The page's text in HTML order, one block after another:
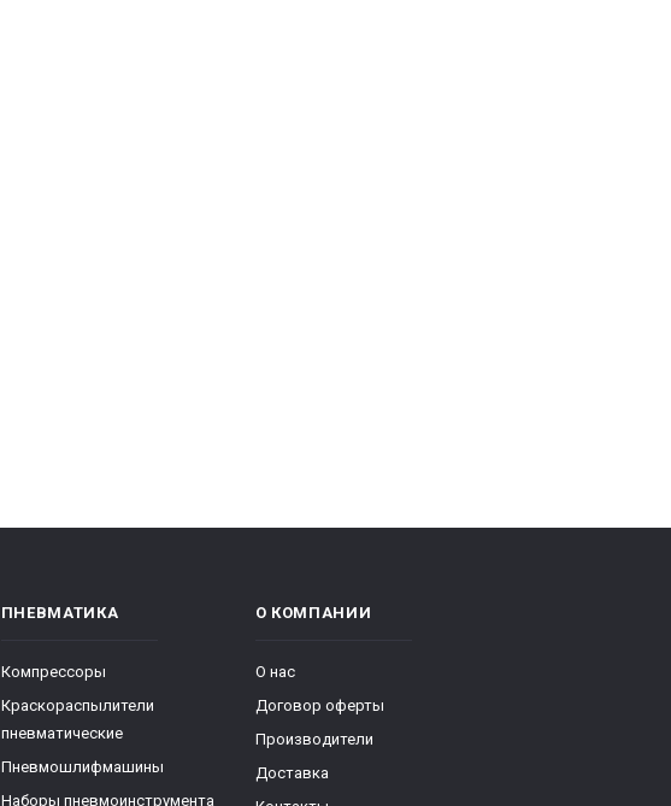
ПНЕВМАТИКА
Компрессоры
Краскораспылители
пневматические
Пневмошлифмашины
Наборы пневмоинструмента
О КОМПАНИИ
О нас
Договор оферты
Производители
Доставка